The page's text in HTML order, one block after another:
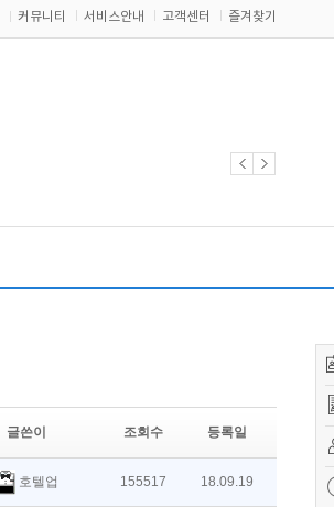
커뮤니티 서비스안내 고객센터 즐겨찾기
글쓴이 조회수 등록일
호텔업 155517 18.09.19